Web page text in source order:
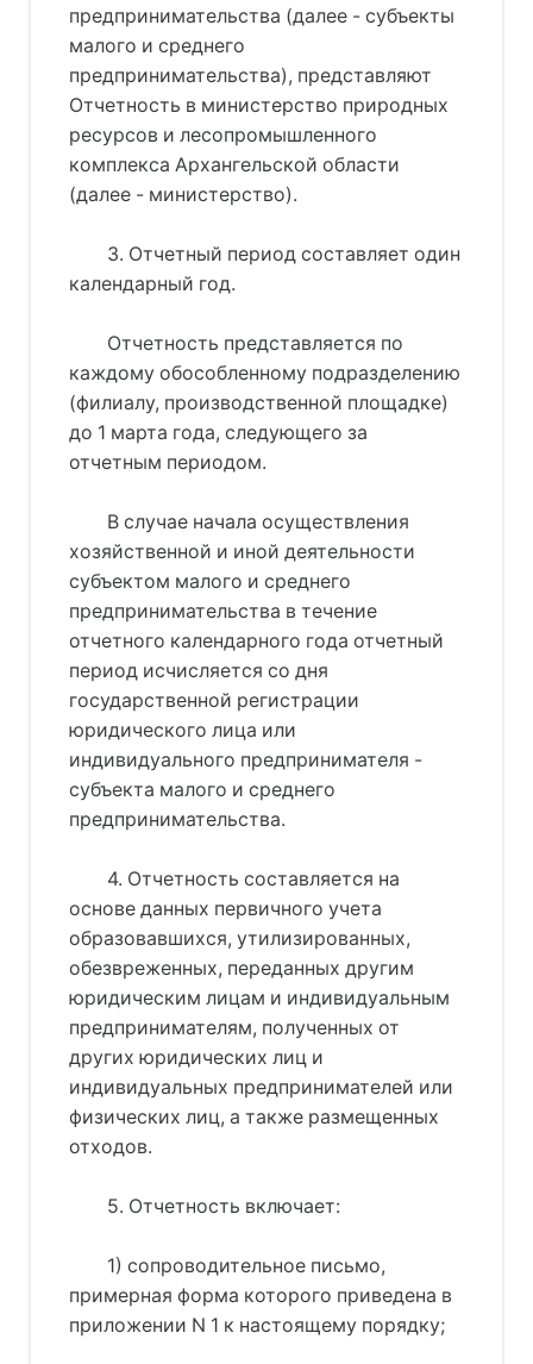
предпринимательства (далее - субъекты
малого и среднего
предпринимательства), представляют
Отчетность в министерство природных
ресурсов и лесопромышленного
комплекса Архангельской области
(далее - министерство).
3. Отчетный период составляет один
календарный год.
Отчетность представляется по
каждому обособленному подразделению
(филиалу, производственной площадке)
до 1 марта года, следующего за
отчетным периодом.
В случае начала осуществления
хозяйственной и иной деятельности
субъектом малого и среднего
предпринимательства в течение
отчетного календарного года отчетный
период исчисляется со дня
государственной регистрации
юридического лица или
индивидуального предпринимателя -
субъекта малого и среднего
предпринимательства.
4. Отчетность составляется на
основе данных первичного учета
образовавшихся, утилизированных,
обезвреженных, переданных другим
юридическим лицам и индивидуальным
предпринимателям, полученных от
других юридических лиц и
индивидуальных предпринимателей или
физических лиц, а также размещенных
отходов.
5. Отчетность включает:
1) сопроводительное письмо,
примерная форма которого приведена в
приложении N 1 к настоящему порядку;